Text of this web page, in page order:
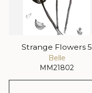
Strange Flowers 5
Belle
MM21802